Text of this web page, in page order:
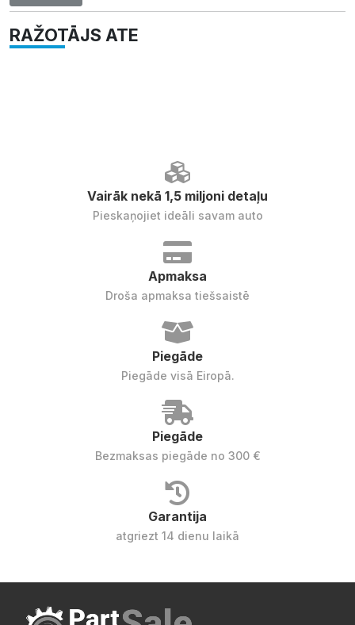
RAŽOTĀJS ATE
Vairāk nekā 1,5 miljoni detaļu
Pieskaņojiet ideāli savam auto
Apmaksa
Droša apmaksa tiešsaistē
Piegāde
Piegāde visā Eiropā.
Piegāde
Bezmaksas piegāde no 300 €
Garantija
atgriezt 14 dienu laikā